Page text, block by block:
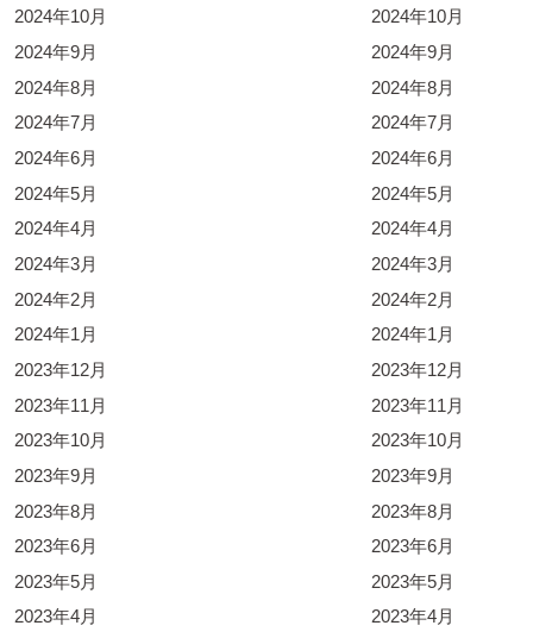
2024年10月
2024年9月
2024年8月
2024年7月
2024年6月
2024年5月
2024年4月
2024年3月
2024年2月
2024年1月
2023年12月
2023年11月
2023年10月
2023年9月
2023年8月
2023年6月
2023年5月
2023年4月
2024年10月
2024年9月
2024年8月
2024年7月
2024年6月
2024年5月
2024年4月
2024年3月
2024年2月
2024年1月
2023年12月
2023年11月
2023年10月
2023年9月
2023年8月
2023年6月
2023年5月
2023年4月